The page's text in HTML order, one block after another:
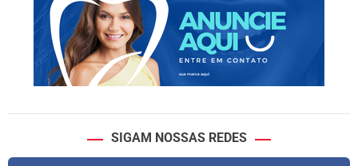
SIGAM NOSSAS REDES